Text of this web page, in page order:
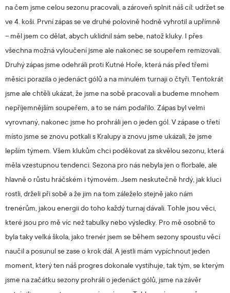
na čem jsme celou sezonu pracovali, a zároveň splnit náš cíl: udržet se
ve 4. koši. První zápas se ve druhé polovině hodně vyhrotil a upřímně
– měl jsem co dělat, abych uklidnil sám sebe, natož kluky. I přes
všechna možná vyloučení jsme ale nakonec se soupeřem remizovali.
Druhý zápas jsme odehráli proti Kutné Hoře, která nás před třemi
měsíci porazila o jedenáct gólů a na minulém turnaji o čtyři. Tentokrát
jsme ale chtěli ukázat, že jsme na sobě pracovali a budeme mnohem
nepříjemnějším soupeřem, a to se nám podařilo. Zápas byl velmi
vyrovnaný, nakonec jsme ho prohráli jen o jeden gól. V zápase o třetí
místo jsme se znovu potkali s Kralupy a znovu jsme ukázali, že jsme
lepším týmem. Všem klukům chci poděkovat za skvělou sezonu, která
měla vzestupnou tendenci. Sezona pro nás nebyla jen o florbale, ale
hlavně o růstu hráčském i týmovém. Jsem neskutečně hrdý, jak kluci
rostli, drželi při sobě a že jim na tom záleželo stejně jako nám
trenérům, jakou energii do toho každý turnaj dávali. Tohle jsou věci,
které jsou pro mě víc než tabulky nebo výsledky. Pro mě osobně to
byla taky velká škola, jako trenér jsem se během sezony spoustu věcí
naučil a posunul se zase o krok dál. A jestli mám vypíchnout jeden
moment, který ten náš progres dokonale vystihuje, tak tým, se kterým
jsme na začátku sezony prohráli o jedenáct gólů, jsme na závěr